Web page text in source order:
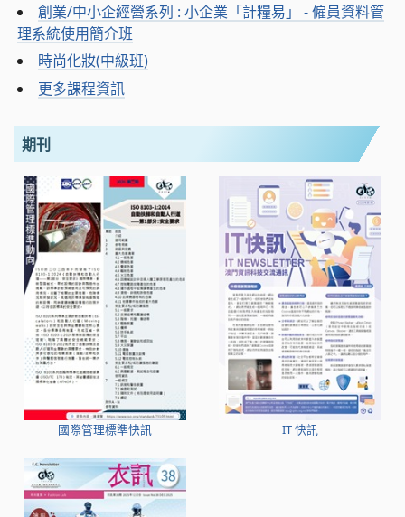
創業/中小企經營系列 : 小企業「計糧易」 - 僱員資料管
理系統使用簡介班
時尚化妝(中級班)
更多課程資訊
期刊
國際管理標準快訊 IT 快訊